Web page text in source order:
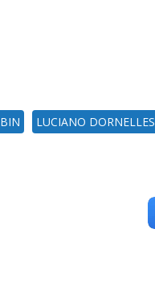
LUCIANO DORNELLES